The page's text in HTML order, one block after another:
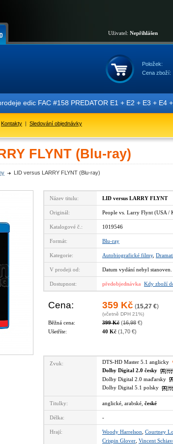
Uživatel: Nepřihlášen
Položek:
Cena zboží:
edic FAC #158 PREDATOR E1 + E2 + E3 +
Kontakty | Sledování objednávky
FLYNT (Blu-ray)
LID versus LARRY FLYNT (Blu-ray)
Název titulu: LID versus LARRY FLYNT
Originál: People vs. Larry Flynt (USA /
Katalogové č.: 1019546
Formát: Blu-ray
Kategorie: Autobiografické filmy,
V prodeji od: Datum vydání nebyl stanoven.
Dostupnost: předobjednávka Kdy zboží
Cena: 359 Kč (15,27 €)
(včetně DPH 21%)
Běžná cena: 399 Kč (16,98 €)
Ušetříte:
40 Kč (1,70 €)
Zvuk:
DTS-HD Master 5.1 anglicky
Dolby Digital 2.0 česky
Dolby Digital 2.0 maďarsky
Dolby Digital 5.1 polsky
Titulky: anglické, arabské, české
Délka: -
Hrají: Woody Harrelson Courtney
Crispin Glover Vincent